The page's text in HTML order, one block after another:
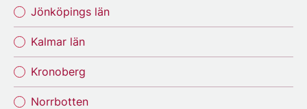
Jönköpings län
Kalmar län
Kronoberg
Norrbotten